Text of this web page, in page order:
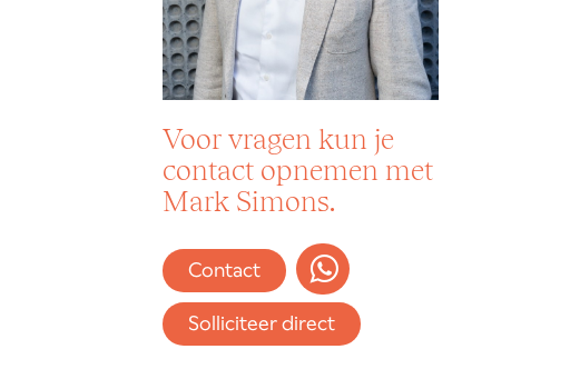
Voor vragen kun je
contact opnemen met
Mark Simons.
Contact
Solliciteer direct